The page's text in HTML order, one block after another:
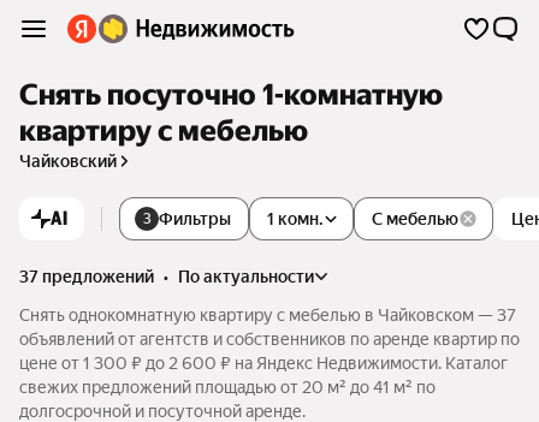
Снять посуточно 1-комнатную
квартиру с мебелью
Чайковский
AI 3 Фильтры 1 комн. С мебелью
37 предложений •
по актуальности
Снять однокомнатную квартиру с мебелью в Чайковском — 37
объявлений от агентств и собственников по аренде квартир по
цене от 1 300 ₽ до 2 600 ₽ на Яндекс Недвижимости. Каталог
свежих предложений площадью от 20 м² до 41 м² по
долгосрочной и посуточной аренде.